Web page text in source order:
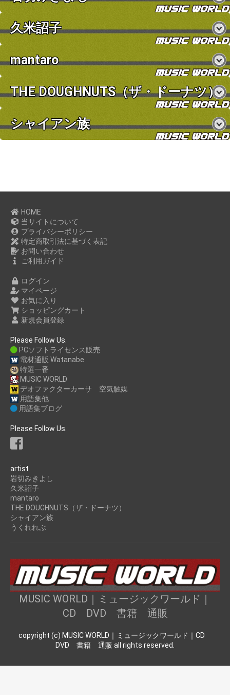
久米詔子
mantaro
THE DOUGHNUTS（ザ・ドーナツ）
シャイアン族
HOME
当サイトについて
プライバシーポリシー
特定商取引法に基づく表記
お問い合わせ
ご利用ガイド
ログイン
マイページ
お気に入り
ショッピングカート
新規会員登録
Please Follow Us.
PCソフトライセンス販売
電材通販 Watanabe
特選一番
MUSIC WORLD
デオファクターカーサ 空気触媒
用語集他
用語集ブログ
Please Follow Us.
artist
岩切みきよし
久米詔子
mantaro
THE DOUGHNUTS（ザ・ドーナツ）
シャイアン族
うくれれぶ
MUSIC WORLD｜ミュージックワールド｜
CD DVD 書籍 通販
copyright (c) MUSIC WORLD｜ミュージックワールド｜CD
DVD 書籍 通販 all rights reserved.